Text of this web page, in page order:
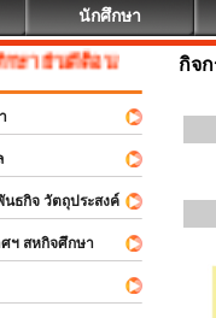
นักศึกษา
อนรับ
กิจ วัตถุประสงค์
ฯ สหกิจศึกษา
กิจ